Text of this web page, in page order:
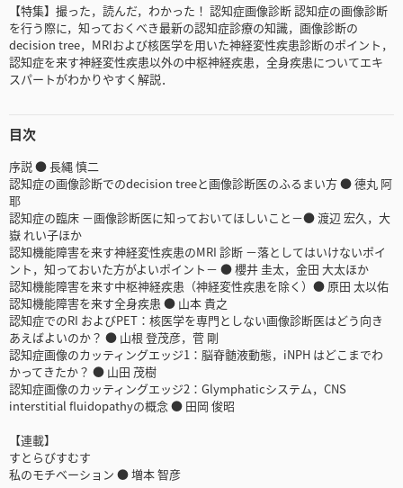
【特集】撮った，読んだ，わかった！ 認知症画像診断 認知症の画像診断
を行う際に，知っておくべき最新の認知症診療の知識，画像診断の
decision tree，MRIおよび核医学を用いた神経変性疾患診断のポイント，
認知症を来す神経変性疾患以外の中枢神経疾患，全身疾患についてエキ
スパートがわかりやすく解説．
目次
序説 ● 長縄 慎二
認知症の画像診断でのdecision treeと画像診断医のふるまい方 ● 德丸 阿
耶
認知症の臨床 －画像診断医に知っておいてほしいこと－● 渡辺 宏久，大
嶽 れい子ほか
認知機能障害を来す神経変性疾患のMRI 診断 －落としてはいけないポイ
ント，知っておいた方がよいポイント－ ● 櫻井 圭太，金田 大太ほか
認知機能障害を来す中枢神経疾患（神経変性疾患を除く）● 原田 太以佑
認知機能障害を来す全身疾患 ● 山本 貴之
認知症でのRI およびPET：核医学を専門としない画像診断医はどう向き
あえばよいのか？ ● 山根 登茂彦，菅 剛
認知症画像のカッティングエッジ1：脳脊髄液動態，iNPH はどこまでわ
かってきたか？ ● 山田 茂樹
認知症画像のカッティングエッジ2：Glymphaticシステム，CNS
interstitial fluidopathyの概念 ● 田岡 俊昭
【連載】
すとらびすむす
私のモチベーション ● 増本 智彦